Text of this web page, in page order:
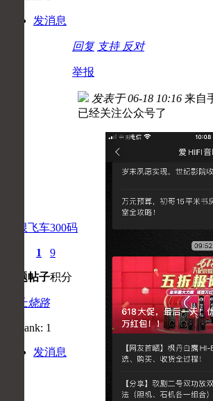
发消息
回复 支持 反对
举报
极限飞车300码
主题
1
帖子
9
积分
初上烧路
发消息
发表于 06-18 10:16 来自
已经关注公众号了